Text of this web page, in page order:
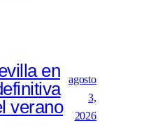
en
verano
agosto
3,
2026